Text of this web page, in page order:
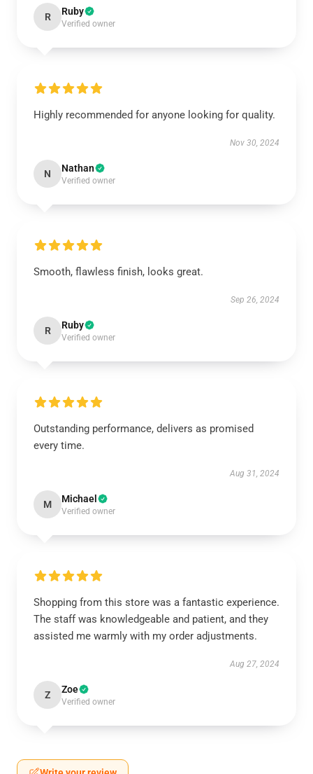
R Ruby
Verified owner
Highly recommended for anyone looking for quality.
Nov 30, 2024
N Nathan
Verified owner
Smooth, flawless finish, looks great.
Sep 26, 2024
R Ruby
Verified owner
Outstanding performance, delivers as promised
every time.
Aug 31, 2024
M Michael
Verified owner
Shopping from this store was a fantastic experience.
The staff was knowledgeable and patient, and they
assisted me warmly with my order adjustments.
Aug 27, 2024
Z Zoe
Verified owner